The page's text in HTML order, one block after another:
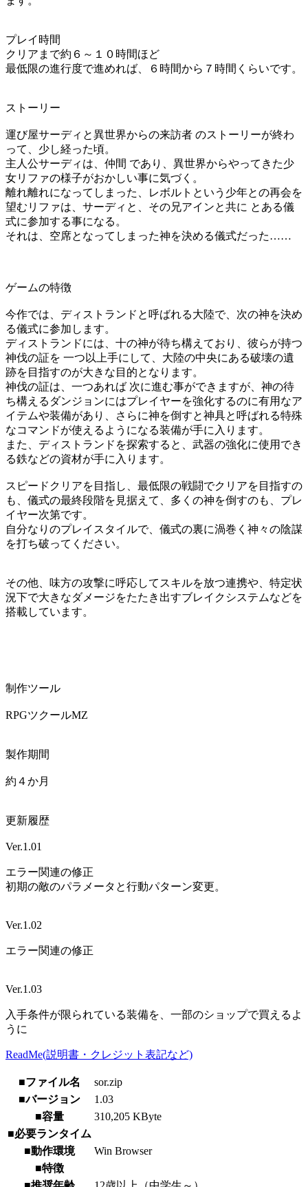
プレイ時間
クリアまで約６～１０時間ほど
最低限の進行度で進めれば、６時間から７時間くらいです。
ストーリー
運び屋サーディと異世界からの来訪者 のストーリーが終わ
って、少し経った頃。
主人公サーディは、仲間 であり、異世界からやってきた少
女リファの様子がおかしい事に気づく。
離れ離れになってしまった、レボルトという少年との再会を
望むリファは、サーディと、その兄アインと共に とある儀
式に参加する事になる。
それは、空席となってしまった神を決める儀式だった……
ゲームの特徴
今作では、ディストランドと呼ばれる大陸で、次の神を決め
る儀式に参加します。
ディストランドには、十の神が待ち構えており、彼らが持つ
神伐の証を 一つ以上手にして、大陸の中央にある破壊の遺
跡を目指すのが大きな目的となります。
神伐の証は、一つあれば 次に進む事ができますが、神の待
ち構えるダンジョンにはプレイヤーを強化するのに有用なア
イテムや装備があり、さらに神を倒すと神具と呼ばれる特殊
なコマンドが使えるようになる装備が手に入ります。
また、ディストランドを探索すると、武器の強化に使用でき
る鉄などの資材が手に入ります。
スピードクリアを目指し、最低限の戦闘でクリアを目指すの
も、儀式の最終段階を見据えて、多くの神を倒すのも、プレ
イヤー次第です。
自分なりのプレイスタイルで、儀式の裏に渦巻く神々の陰謀
を打ち破ってください。
その他、味方の攻撃に呼応してスキルを放つ連携や、特定状
況下で大きなダメージをたたき出すブレイクシステムなどを
搭載しています。
制作ツール
RPGツクールMZ
製作期間
約４か月
更新履歴
Ver.1.01
エラー関連の修正
初期の敵のパラメータと行動パターン変更。
Ver.1.02
エラー関連の修正
Ver.1.03
入手条件が限られている装備を、一部のショップで買えるよ
うに
ReadMe(説明書・クレジット表記など)
■ファイル名
sor.zip
■バージョン
1.03
■容量
310,205 KByte
■必要ランタイム
■動作環境
Win Browser
■特徴